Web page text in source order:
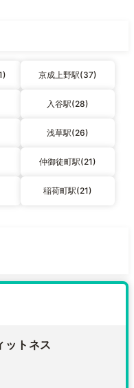
京成上野駅(37)
入谷駅(28)
浅草駅(26)
仲御徒町駅(21)
稲荷町駅(21)
ットネス